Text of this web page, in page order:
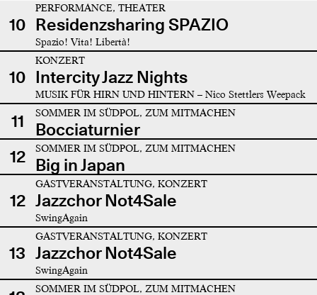
10
PERFORMANCE, THEATER
Residenzsharing SPAZIO
Spazio! Vita! Libertà!
10
KONZERT
Intercity Jazz Nights
MUSIK FÜR HIRN UND HINTERN – Nico Stettlers Weepack
11 SOMMER IM SÜDPOL, ZUM MITMACHEN
Bocciaturnier
12
SOMMER IM SÜDPOL, ZUM MITMACHEN
Big in Japan
12
GASTVERANSTALTUNG, KONZERT
Jazzchor Not4Sale
SwingAgain
13
GASTVERANSTALTUNG, KONZERT
Jazzchor Not4Sale
SwingAgain
SOMMER IM SÜDPOL, ZUM MITMACHEN